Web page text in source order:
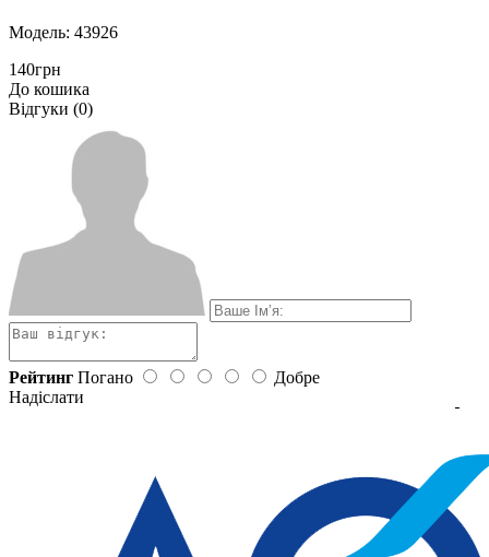
Модель: 43926
140грн
До кошика
Відгуки (0)
Рейтинг Погано
Добре
Надіслати